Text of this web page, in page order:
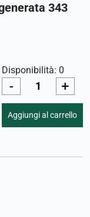
343
Disponibilità: 0
- +
Aggiungi al carrello